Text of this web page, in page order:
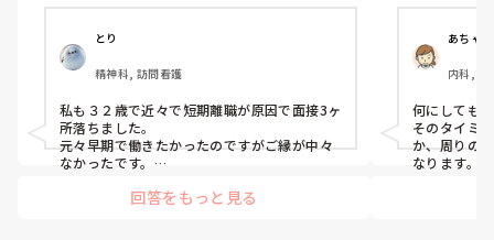
4月入職の募集を締め切っているところも結
構あります。
このまま妥協して興味のない病院に就職する
なら1年バイトで生活して来年度の4月入職を
目指そうと思ってますが皆さんはどう思いま
すか？
とり
精神科, 訪問看護
私も３２歳で近々で短期離職が原因で面接3ヶ
所落ちました。
元々早期で働きたかったのですがご縁が中々
なかったです。
が、今の職場にやっと決まりました。
回答をもっと見る
ークしてます！
3月から久々
療養病棟で、
小さい子ども
定時でスパッ
ありがたく思
あちゃ
内科, 外
咽喉科,
療科, 救
他の科,
科,
期, 終末
何にしても
そのタイミ
か、周りの
なります。